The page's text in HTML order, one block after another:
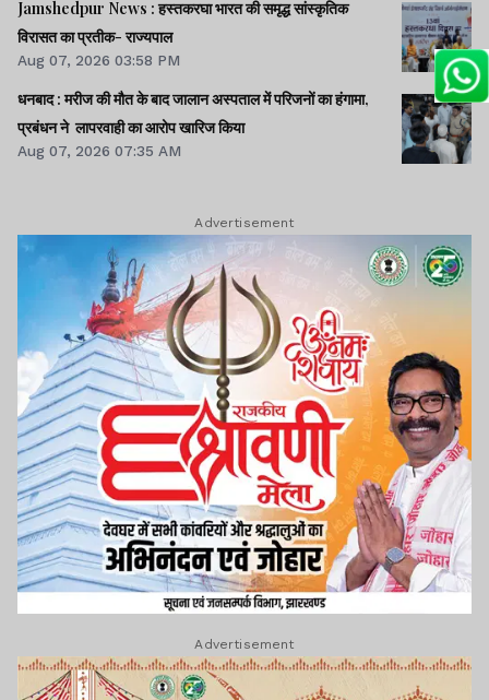
Jamshedpur News : हस्तकरघा भारत की समृद्ध सांस्कृतिक
विरासत का प्रतीक- राज्यपाल
Aug 07, 2026 03:58 PM
धनबाद : मरीज की मौत के बाद जालान अस्पताल में परिजनों का हंगामा,
प्रबंधन ने लापरवाही का आरोप खारिज किया
Aug 07, 2026 07:35 AM
Advertisement
Advertisement